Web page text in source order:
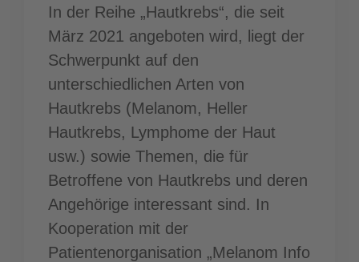
In der Reihe „Hautkrebs“, die seit
März 2021 angeboten wird, liegt der
Schwerpunkt auf den
unterschiedlichen Arten von
Hautkrebs (Melanom, Heller
Hautkrebs, Lymphome der Haut
usw.) sowie Themen, die für
Betroffene von Hautkrebs und deren
Angehörige interessant sind. In
Kooperation mit der
Patientenorganisation „Melanom Info